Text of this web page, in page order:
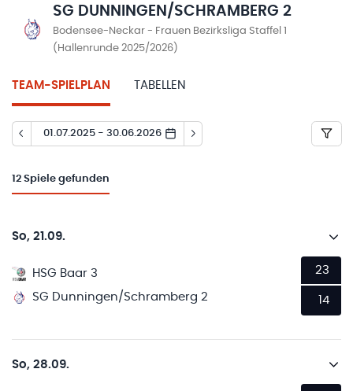
SG DUNNINGEN/SCHRAMBERG 2
Bodensee-Neckar - Frauen Bezirksliga Staffel 1
(Hallenrunde 2025/2026)
TEAM-SPIELPLAN TABELLEN
01.07.2025 - 30.06.2026
12 Spiele gefunden
So, 21.09.
HSG Baar 3
SG Dunningen/Schramberg 2
23
14
So, 28.09.